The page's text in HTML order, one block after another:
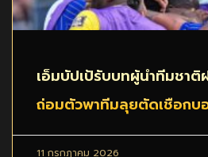
เอ็มบัปเป้รับบทผู้นำทีมชาติ
ถ่อมตัวพาทีมลุยตัดเชือกบ
11 กรกฎาคม 2026